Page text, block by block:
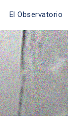
El Observatorio